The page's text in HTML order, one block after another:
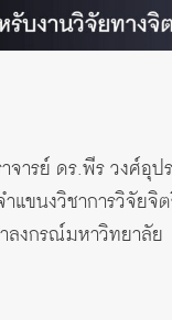
จารย์ ดร.พีร วงศ์อุป
ำแขนงวิชาการวิจัย
ลงกรณ์มหาวิทยาลัย